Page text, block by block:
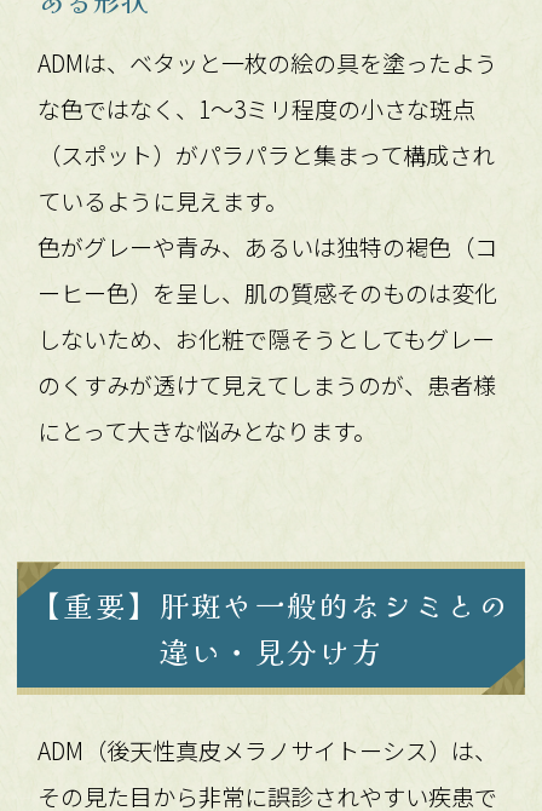
ADMは、ベタッと一枚の絵の具を塗ったよう
な色ではなく、1〜3ミリ程度の小さな斑点
（スポット）がパラパラと集まって構成され
ているように見えます。
色がグレーや青み、あるいは独特の褐色（コ
ーヒー色）を呈し、肌の質感そのものは変化
しないため、お化粧で隠そうとしてもグレー
のくすみが透けて見えてしまうのが、患者様
にとって大きな悩みとなります。
【重要】肝斑や一般的なシミとの
違い・見分け方
ADM（後天性真皮メラノサイトーシス）は、
その見た目から非常に誤診されやすい疾患で